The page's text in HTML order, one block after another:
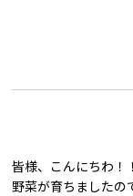
皆様、こんにちわ
野菜が育ちましたの